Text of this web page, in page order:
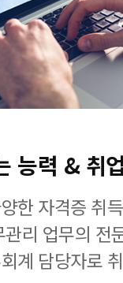
능력 & 취
한 자격증 취
리 업무의 전
계 담당자로